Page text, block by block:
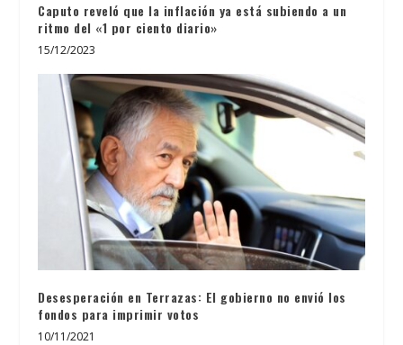
Caputo reveló que la inflación ya está subiendo a un
ritmo del «1 por ciento diario»
15/12/2023
Desesperación en Terrazas: El gobierno no envió los
fondos para imprimir votos
10/11/2021